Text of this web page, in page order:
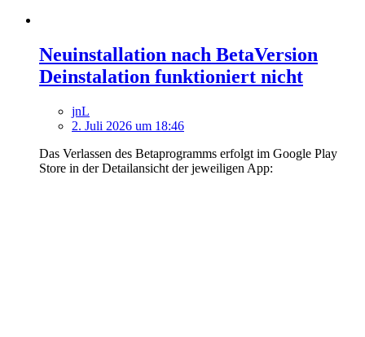
Neuinstallation nach BetaVersion
Deinstalation funktioniert nicht
jnL
2. Juli 2026 um 18:46
Das Verlassen des Betaprogramms erfolgt im Google Play
Store in der Detailansicht der jeweiligen App: